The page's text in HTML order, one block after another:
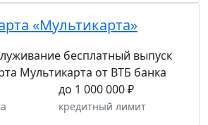
«Мультикарта»
бесплатный выпуск
до 1 000 000 ₽
кредитный лимит